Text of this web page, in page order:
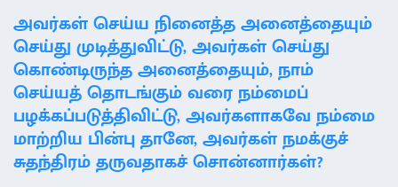
அவர்கள் செய்ய நினைத்த அனைத்தையும்
செய்து முடித்துவிட்டு, அவர்கள் செய்து
கொண்டிருந்த அனைத்தையும், நாம்
செய்யத் தொடங்கும் வரை நம்மைப்
பழக்கப்படுத்திவிட்டு, அவர்களாகவே நம்மை
மாற்றிய பின்பு தானே, அவர்கள் நமக்குச்
சுதந்திரம் தருவதாகச் சொன்னார்கள்?